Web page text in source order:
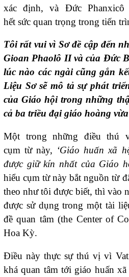
xác định, và Đức
hết sức quan trọng trong tiến
Tôi rất vui vì Sơ đềcập đến
Gioan Phaolô II và của Đức
lúc nào cácngài cũng gắn
Liệu Sơ sẽ mô tả sự phát
của Giáo hộitrong những
cả ba triều đại giáo hoàng
Một trong những điều thú
cụm từ này, ‘Giáo huấn xã
được giữ kín nhất của Giáo
hiểu cụm từ này bắt nguồn từ
theo như tôi được biết, thì vào
được sử dụng trong một tài
đề quan tâm (the Center of
Hoa Kỳ.
Điều này thực sự thú vị vì
khá quan tâm tới giáo huấn